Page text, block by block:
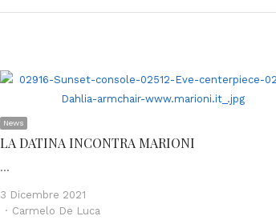
News
LA DATINA INCONTRA MARIONI
…
3 Dicembre 2021
Author
Carmelo De Luca